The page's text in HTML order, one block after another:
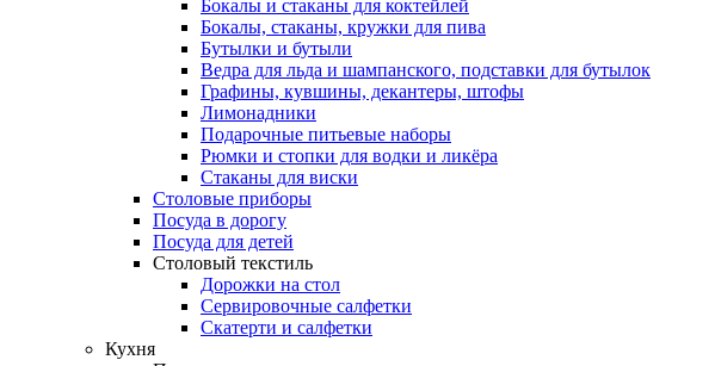
Бокалы и стаканы для коктейлей
Бокалы, стаканы, кружки для пива
Бутылки и бутыли
Ведра для льда и шампанского, подставки для бутылок
Графины, кувшины, декантеры, штофы
Лимонадники
Подарочные питьевые наборы
Рюмки и стопки для водки и ликёра
Стаканы для виски
Столовые приборы
Посуда в дорогу
Посуда для детей
Столовый текстиль
Дорожки на стол
Сервировочные салфетки
Скатерти и салфетки
Кухня